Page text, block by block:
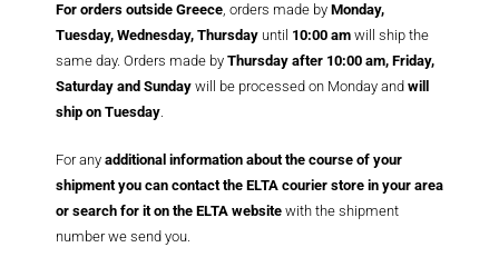
For orders outside Greece, orders made by Monday,
Tuesday, Wednesday, Thursday until 10:00 am will ship the
same day. Orders made by Thursday after 10:00 am, Friday,
Saturday and Sunday will be processed on Monday and will
ship on Tuesday.
For any additional information about the course of your
shipment you can contact the ELTA courier store in your area
or search for it on the ELTA website with the shipment
number we send you.